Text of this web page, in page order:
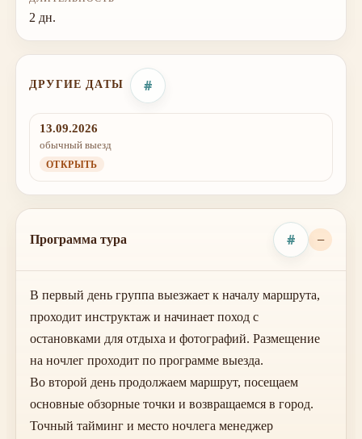
Программа тура #
В первый день группа выезжает к началу маршрута,
проходит инструктаж и начинает поход с
остановками для отдыха и фотографий. Размещение
на ночлег проходит по программе выезда.
Во второй день продолжаем маршрут, посещаем
основные обзорные точки и возвращаемся в город.
Точный тайминг и место ночлега менеджер
2 дн.
ДРУГИЕ ДАТЫ #
13.09.2026
обычный выезд
ОТКРЫТЬ